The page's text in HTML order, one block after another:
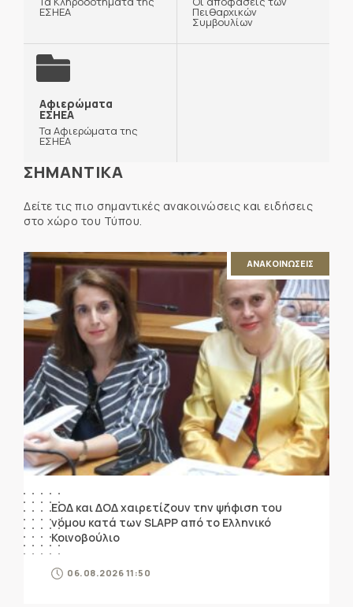
ΕΣΗΕΑ Πειθαρχικών
Συμβουλίων
Αφιερώματα
ΕΣΗΕΑ
Τα Αφιερώματα της
ΕΣΗΕΑ
ΣΗΜΑΝΤΙΚΑ
Δείτε τις πιο σημαντικές ανακοινώσεις και ειδήσεις
στο χώρο του Τύπου.
ΑΝΑΚΟΙΝΩΣΕΙΣ
ΕΟΔ και ΔΟΔ χαιρετίζουν την ψήφιση του
νόμου κατά των SLAPP από το Ελληνικό
Κοινοβούλιο
06.08.2026 11:50